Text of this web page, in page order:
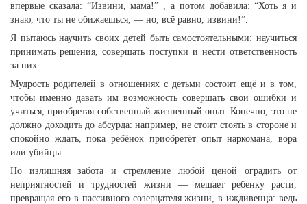
впервые сказала: “Извини, мама!” , а потом добавила: “Хоть я и
знаю, что ты не обижаешься, — но, всё равно, извини!”.
Я пытаюсь научить своих детей быть самостоятельными: научиться
принимать решения, совершать поступки и нести ответственность
за них.
Мудрость родителей в отношениях с детьми состоит ещё и в том,
чтобы именно давать им возможность совершать свои ошибки и
учиться, приобретая собственный жизненный опыт. Конечно, это не
должно доходить до абсурда: например, не стоит стоять в стороне и
спокойно ждать, пока ребёнок приобретёт опыт наркомана, вора
или убийцы.
Но излишняя забота и стремление любой ценой оградить от
неприятностей и трудностей жизни — мешает ребенку расти,
превращая его в пассивного созерцателя жизни, в иждивенца: ведь